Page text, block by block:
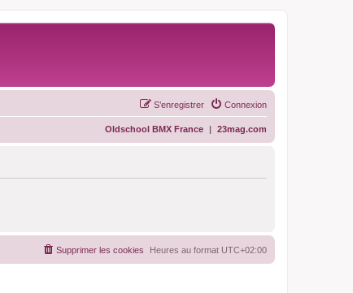
Connexion
S’enregistrer
23mag.com
|
Oldschool BMX France
Heures au format UTC+02:00
Supprimer les cookies